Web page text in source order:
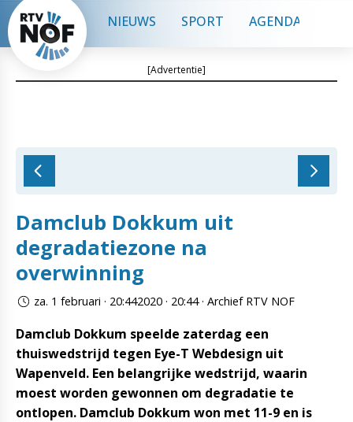
NIEUWS SPORT AGENDA
[Advertentie]
Damclub Dokkum uit
degradatiezone na
overwinning
za. 1 februari · 20:442020 · 20:44 · Archief RTV NOF
Damclub Dokkum speelde zaterdag een
thuiswedstrijd tegen Eye-T Webdesign uit
Wapenveld. Een belangrijke wedstrijd, waarin
moest worden gewonnen om degradatie te
ontlopen. Damclub Dokkum won met 11-9 en is